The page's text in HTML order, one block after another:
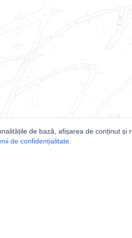
de bază, afișarea de conținut și
de confidențialitate